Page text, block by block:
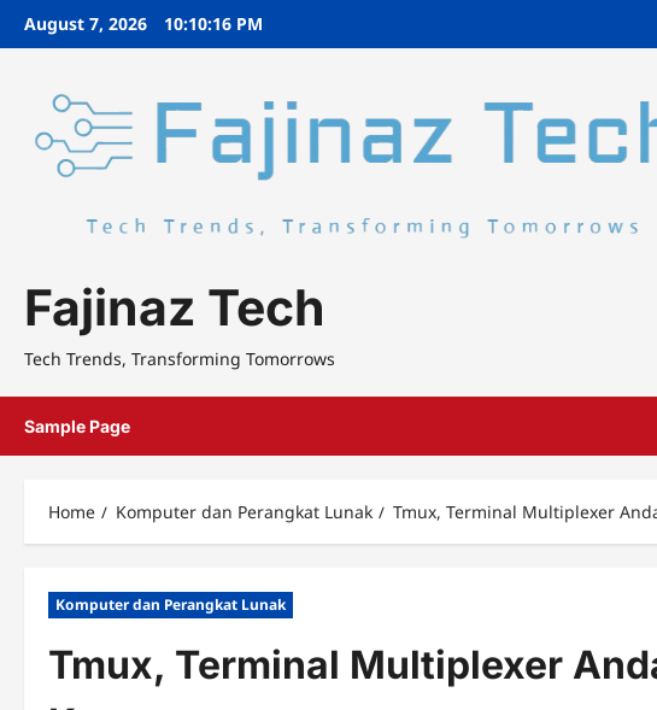
SkipAugust 7, 2026 10:10:17 PM
Fajinaz Tech
Tech Trends, Transforming Tomorrows
Sample Page
Home Komputer dan Perangkat Lunak Tmux, Terminal Multiplexer
Komputer dan Perangkat Lunak
Tmux, Terminal Multiplexer